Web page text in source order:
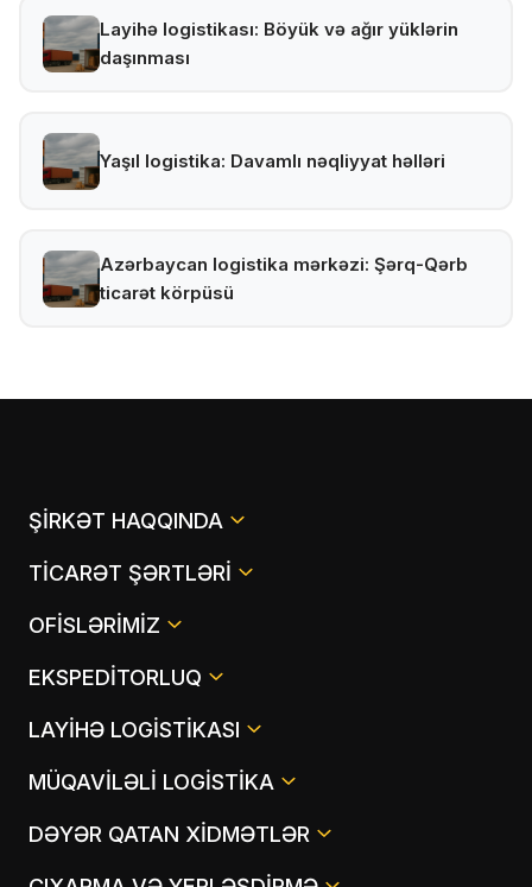
Layihə logistikası: Böyük və ağır yüklərin
daşınması
Yaşıl logistika: Davamlı nəqliyyat həlləri
Azərbaycan logistika mərkəzi: Şərq-Qərb
ticarət körpüsü
ŞIRKƏT HAQQINDA
TICARƏT ŞƏRTLƏRI
OFISLƏRIMIZ
EKSPEDITORLUQ
LAYIHƏ LOGISTIKASI
MÜQAVILƏLI LOGISTIKA
DƏYƏR QATAN XIDMƏTLƏR